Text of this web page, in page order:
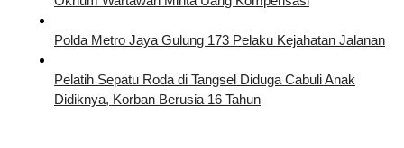
Polda Metro Jaya Gulung 173 Pelaku Kejahatan Jalanan
Pelatih Sepatu Roda di Tangsel Diduga Cabuli Anak
Didiknya, Korban Berusia 16 Tahun